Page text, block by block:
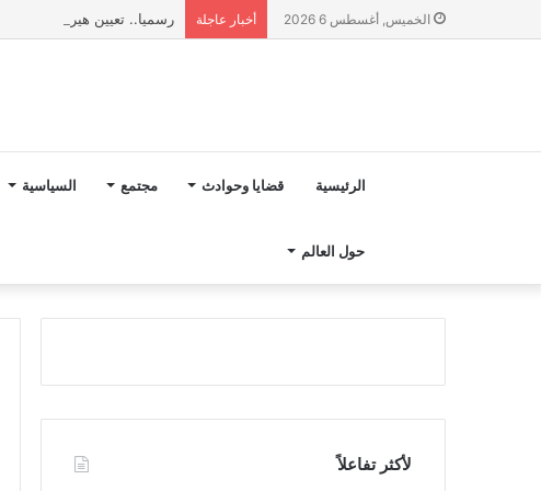
الخميس, أغسطس 6 2026 أخبار عاجلة رسميا.. تعيين هيرفي رونار
الرئيسية قضايا وحوادث مجتمع السياسية
حول العالم
لأكثر تفاعلاً